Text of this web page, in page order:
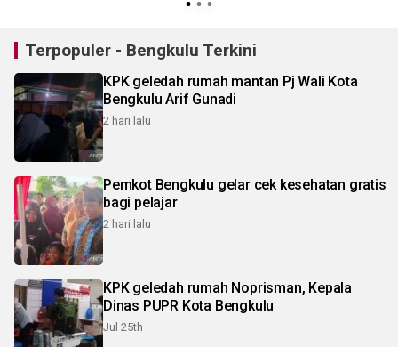
Terpopuler - Bengkulu Terkini
KPK geledah rumah mantan Pj Wali Kota
Bengkulu Arif Gunadi
2 hari lalu
Pemkot Bengkulu gelar cek kesehatan gratis
bagi pelajar
2 hari lalu
KPK geledah rumah Noprisman, Kepala
Dinas PUPR Kota Bengkulu
Jul 25th